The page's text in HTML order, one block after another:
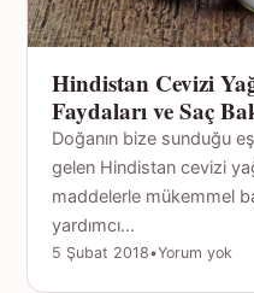
Hindistan Cevizi
Faydaları ve Saç
Doğanın bize sunduğu
gelen Hindistan cevizi
maddelerle mükemmel
yardımcı…
5 Şubat 2018•Yorum yok